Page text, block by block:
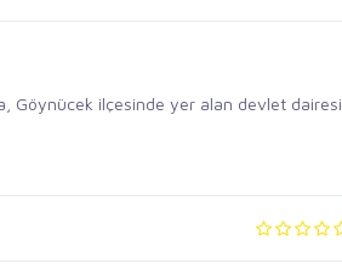
Göynücek ilçesinde yer alan devlet dairesi.